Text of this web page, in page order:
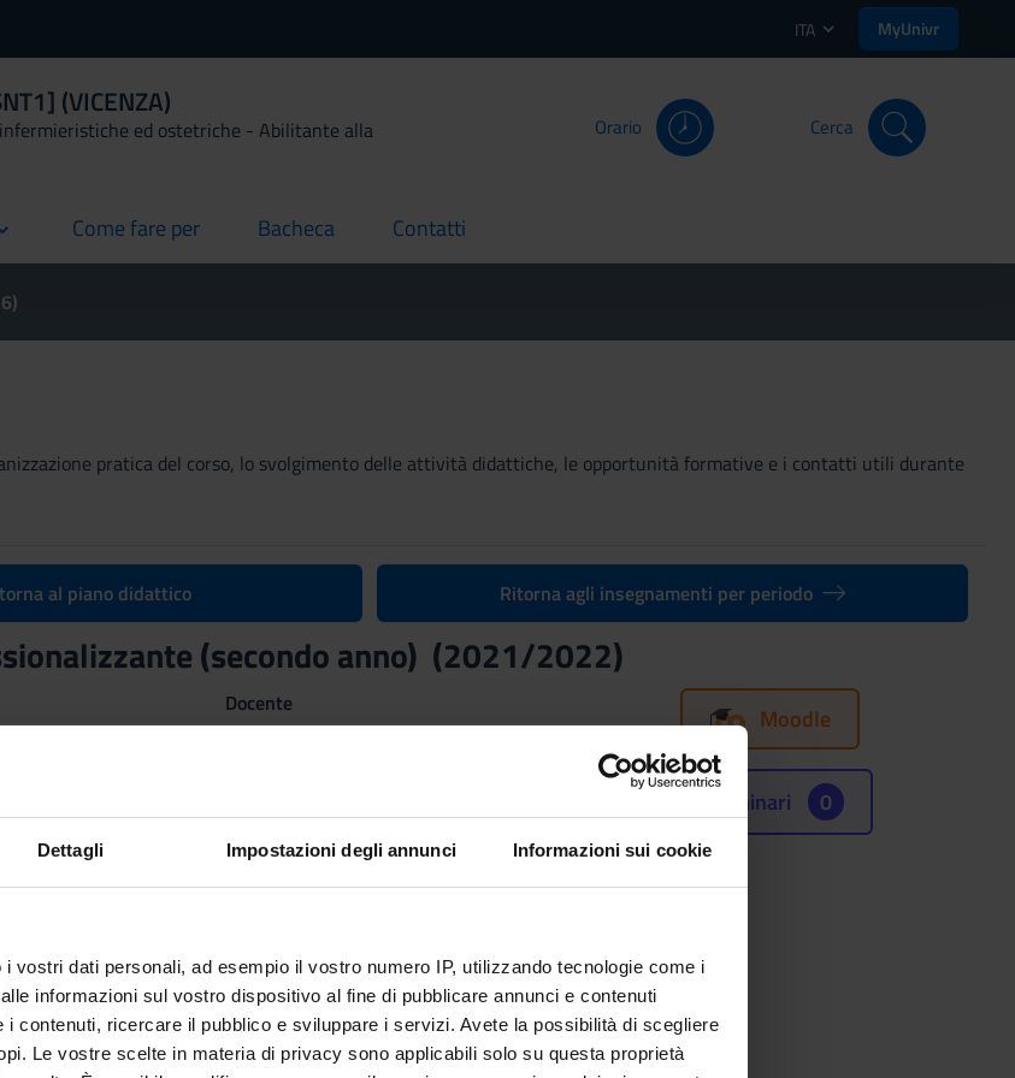
Dettagli Impostazioni degli annunci Informazioni sui cookie
i vostri dati personali, ad esempio il vostro numero IP, utilizzando tecnologie come i
informazioni sul vostro dispositivo al fine di pubblicare annunci e contenuti
i contenuti, ricercare il pubblico e sviluppare i servizi. Avete la possibilità di scegliere
Le vostre scelte in materia di privacy sono applicabili solo su questa proprietà
ITA MyUnivr
(VICENZA)
ed ostetriche - Abilitante alla
Orario Cerca
Come fare per
current Bacheca
current Contatti
current
pratica del corso, lo svolgimento delle attività didattiche, le opportunità formative e i contatti utili durante
al piano didattico Ritorna agli insegnamenti per periodo
(secondo anno) (2021/2022)
Docente
Giulia Randon
20
(SSD)
GENERALI, CLINICHE E PEDIATRICHE
Moodle
Seminari 0